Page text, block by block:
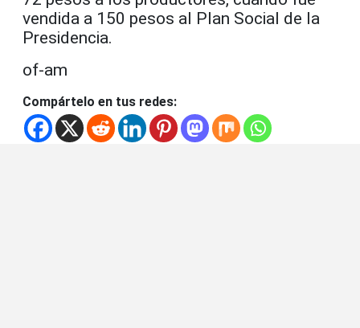
vendida a 150 pesos al Plan Social de la
Presidencia.
of-am
Compártelo en tus redes: